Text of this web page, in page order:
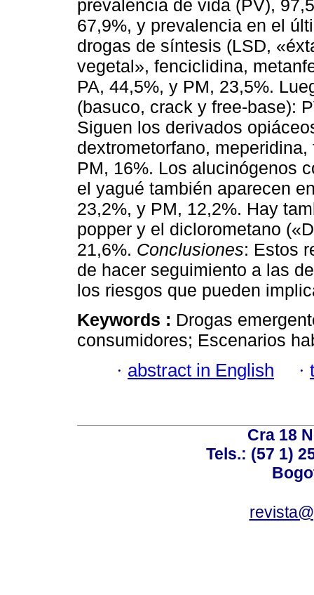
prevalencia de vida (PV),
67,9%, y prevalencia en el
drogas de síntesis (LSD,
vegetal», fenciclidina,
PA, 44,5%, y PM, 23,5%.
(basuco, crack y free-base):
Siguen los derivados
dextrometorfano,
PM, 16%. Los alucinógenos
el yagué también aparecen
23,2%, y PM, 12,2%. Hay
popper y el diclorometano
21,6%. Conclusiones: Estos
de hacer seguimiento a las
los riesgos que pueden
Keywords : Drogas
consumidores; Escenarios
· abstract in English ·
Cra 18
Tels.: (57 1)